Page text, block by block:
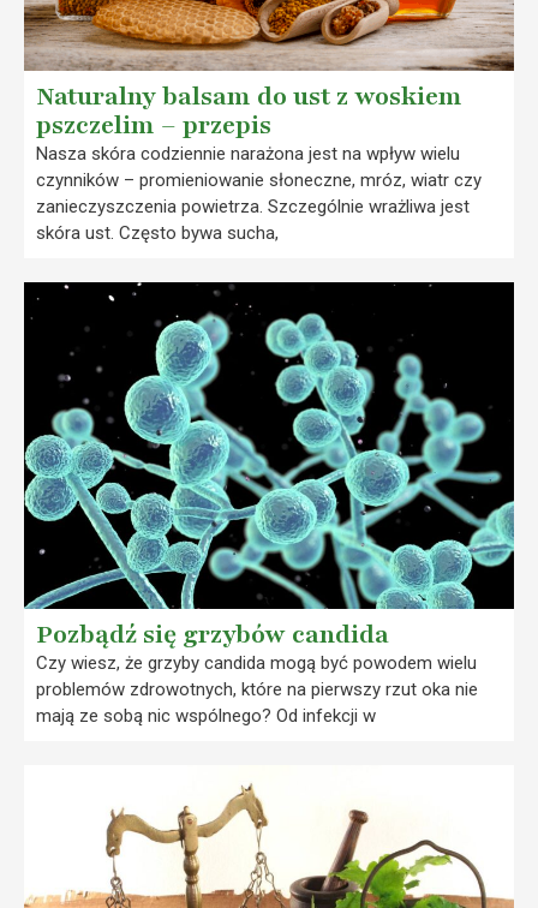
Naturalny balsam do ust z woskiem
pszczelim – przepis
Nasza skóra codziennie narażona jest na wpływ wielu
czynników – promieniowanie słoneczne, mróz, wiatr czy
zanieczyszczenia powietrza. Szczególnie wrażliwa jest
skóra ust. Często bywa sucha,
Pozbądź się grzybów candida
Czy wiesz, że grzyby candida mogą być powodem wielu
problemów zdrowotnych, które na pierwszy rzut oka nie
mają ze sobą nic wspólnego? Od infekcji w